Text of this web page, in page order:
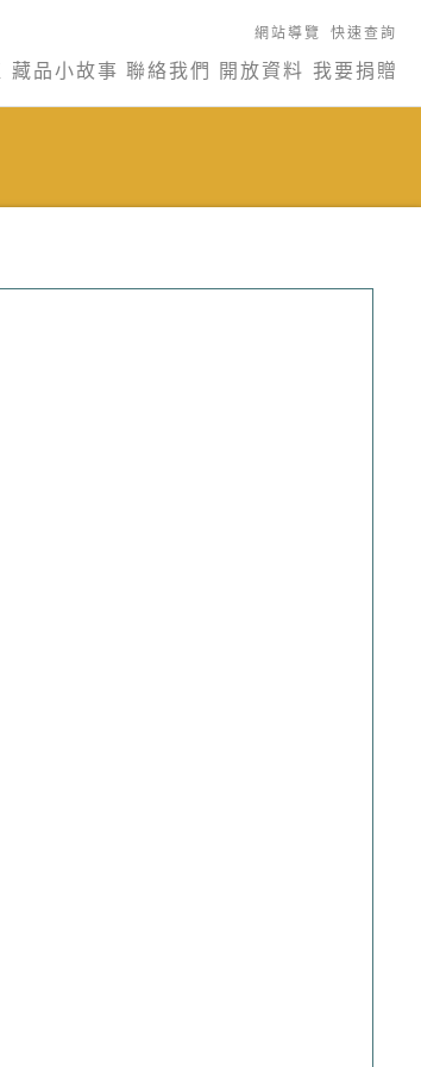
網站導覽 快速查詢
藏品小故事 聯絡我們 開放資料 我要捐贈